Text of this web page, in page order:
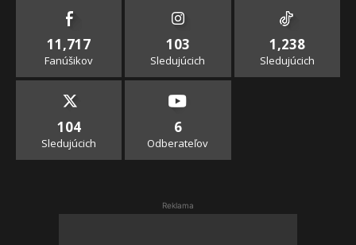
11,717
Fanúšikov
103
Sledujúcich
1,238
Sledujúcich
104
Sledujúcich
6
Odberateľov
Reklama